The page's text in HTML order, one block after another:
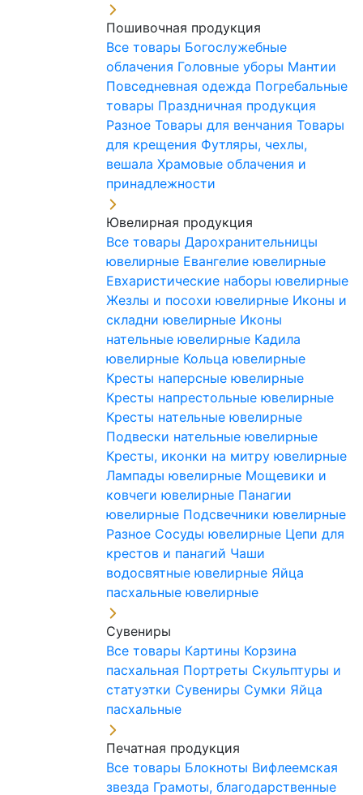
Пошивочная продукция
Все товары Богослужебные
облачения Головные уборы Мантии
Повседневная одежда Погребальные
товары Праздничная продукция
Разное Товары для венчания Товары
для крещения Футляры, чехлы,
вешала Храмовые облачения и
принадлежности
Ювелирная продукция
Все товары Дарохранительницы
ювелирные Евангелие ювелирные
Евхаристические наборы ювелирные
Жезлы и посохи ювелирные Иконы и
складни ювелирные Иконы
нательные ювелирные Кадила
ювелирные Кольца ювелирные
Кресты наперсные ювелирные
Кресты напрестольные ювелирные
Кресты нательные ювелирные
Подвески нательные ювелирные
Кресты, иконки на митру ювелирные
Лампады ювелирные Мощевики и
ковчеги ювелирные Панагии
ювелирные Подсвечники ювелирные
Разное Сосуды ювелирные Цепи для
крестов и панагий Чаши
водосвятные ювелирные Яйца
пасхальные ювелирные
Сувениры
Все товары Картины Корзина
пасхальная Портреты Скульптуры и
статуэтки Сувениры Сумки Яйца
пасхальные
Печатная продукция
Все товары Блокноты Вифлеемская
звезда Грамоты, благодарственные